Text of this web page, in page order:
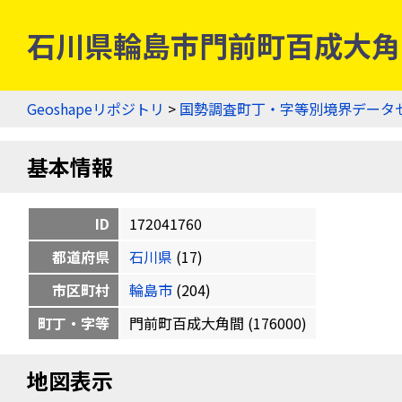
石川県輪島市門前町百成大
Geoshapeリポジトリ > 国勢調査町丁・字等別境界データ
基本情報
ID
172041760
都道府県
石川県 (17)
市区町村
輪島市 (204)
町丁・字等
門前町百成大角間 (176000)
地図表示